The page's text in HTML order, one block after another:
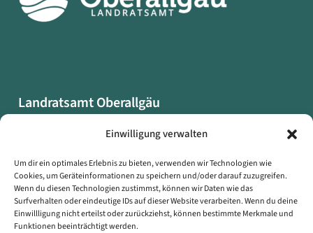
Einwilligung verwalten
Um dir ein optimales Erlebnis zu bieten, verwenden wir Technologien wie
Cookies, um Geräteinformationen zu speichern und/oder darauf zuzugreifen.
Wenn du diesen Technologien zustimmst, können wir Daten wie das
Surfverhalten oder eindeutige IDs auf dieser Website verarbeiten. Wenn du deine
Einwillligung nicht erteilst oder zurückziehst, können bestimmte Merkmale und
Funktionen beeinträchtigt werden.
Landratsamt Oberallgäu
87527 Sonthofen
Datenschutzerklärung
Impressum
Erklärung zur Barrierefreiheit